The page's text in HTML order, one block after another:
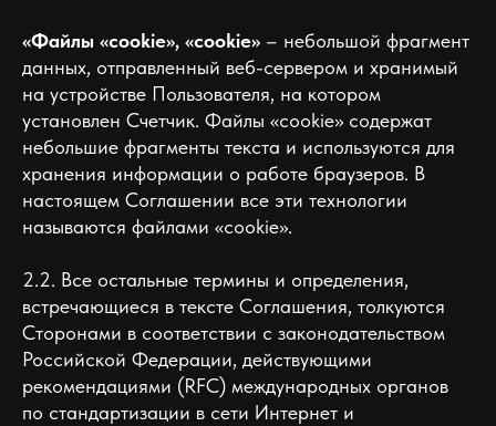
«Файлы «cookie», «cookie» – небольшой фрагмент
данных, отправленный веб-сервером и хранимый
на устройстве Пользователя, на котором
установлен Счетчик. Файлы «cookie» содержат
небольшие фрагменты текста и используются для
хранения информации о работе браузеров. В
настоящем Соглашении все эти технологии
называются файлами «cookie».
2.2. Все остальные термины и определения,
встречающиеся в тексте Соглашения, толкуются
Сторонами в соответствии с законодательством
Российской Федерации, действующими
рекомендациями (RFC) международных органов
по стандартизации в сети Интернет и